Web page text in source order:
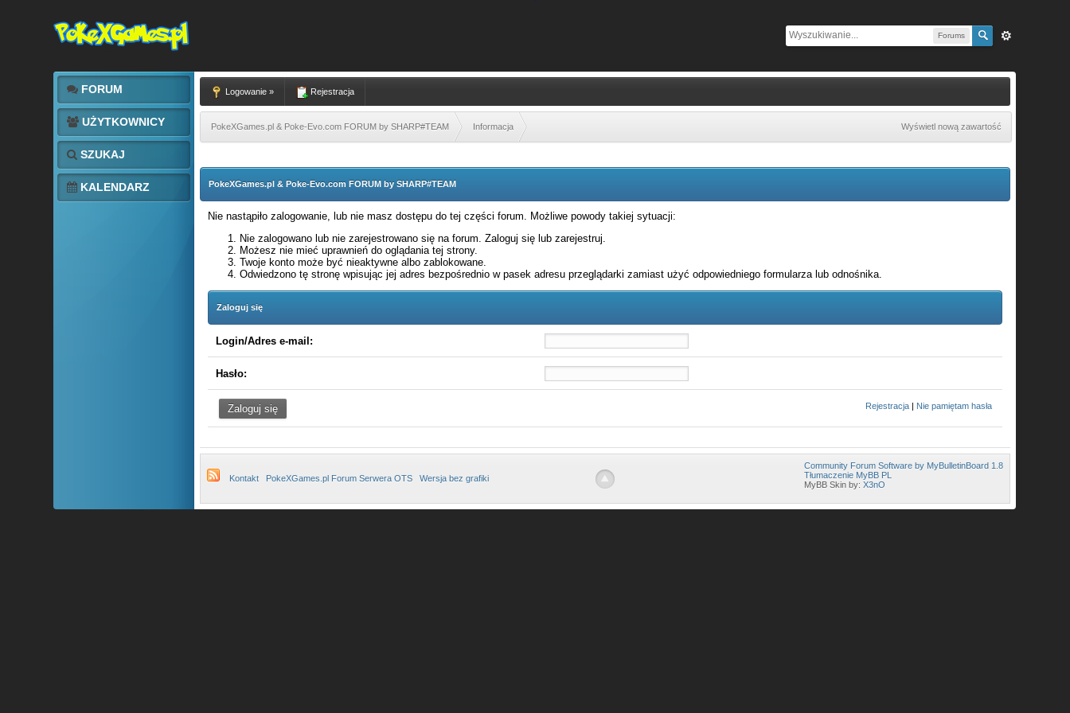
Forums
FORUM
UŻYTKOWNICY
SZUKAJ
KALENDARZ
Logowanie » Rejestracja
PokeXGames.pl & Poke-Evo.com FORUM by SHARP#TEAM Informacja Wyświetl nową zawartość
PokeXGames.pl & Poke-Evo.com FORUM by SHARP#TEAM
Nie nastąpiło zalogowanie, lub nie masz dostępu do tej części forum. Możliwe powody takiej sytuacji:
Nie zalogowano lub nie zarejestrowano się na forum. Zaloguj się lub zarejestruj.
Możesz nie mieć uprawnień do oglądania tej strony.
Twoje konto może być nieaktywne albo zablokowane.
Odwiedzono tę stronę wpisując jej adres bezpośrednio w pasek adresu przeglądarki zamiast użyć odpowiedniego formularza lub odnośnika.
Zaloguj się
Login/Adres e-mail:
Hasło:
Rejestracja | Nie pamiętam hasła
Kontakt PokeXGames.pl Forum Serwera OTS Wersja bez grafiki
Community Forum Software by MyBulletinBoard 1.8
Tłumaczenie MyBB PL
MyBB Skin by:X3nO